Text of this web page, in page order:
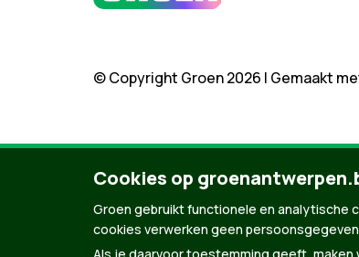
© Copyright Groen 2026 | Gemaakt
Cookies op
Groen gebruikt functionele en analytische
cookies verwerken geen